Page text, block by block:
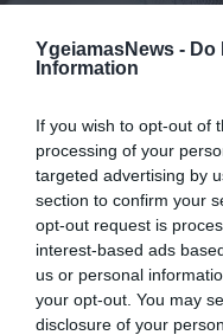
YgeiamasNews - Do
Information
If you wish to opt-out of
processing of your
targeted advertising by
section to confirm your
opt-out request is
interest-based ads
us or personal
your opt-out. You may
disclosure of your
Δείτε ποια
ενός «μίνι
επεισοδίου
Τι πρέπει να κάνετε αμέσως